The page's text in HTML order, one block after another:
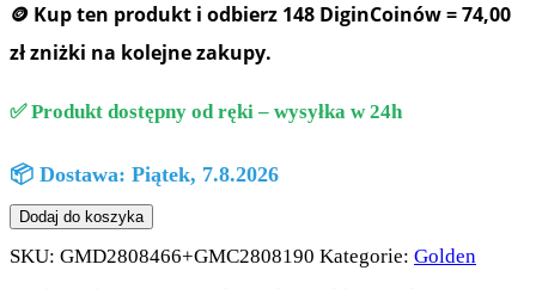
🪙 Kup ten produkt i odbierz 148 DiginCoinów=74,00
złzniżki na kolejne zakupy.
✅ Produkt dostępny od ręki – wysyłka w 24h
📦 Dostawa: Piątek, 7.8.2026
ilość
Golden
Dodaj do koszyka
SKU: GMD2808466+GMC2808190 Kategorie: Golden